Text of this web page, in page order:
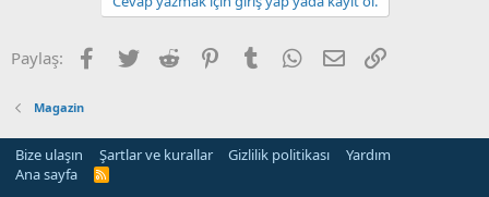
Paylaş: Facebook
Twitter Reddit PinterestTumblr WhatsApp
E-posta
Magazin
Bize ulaşın Şartlar ve kurallar Gizlilik politikası
Yardım
Ana sayfa
R